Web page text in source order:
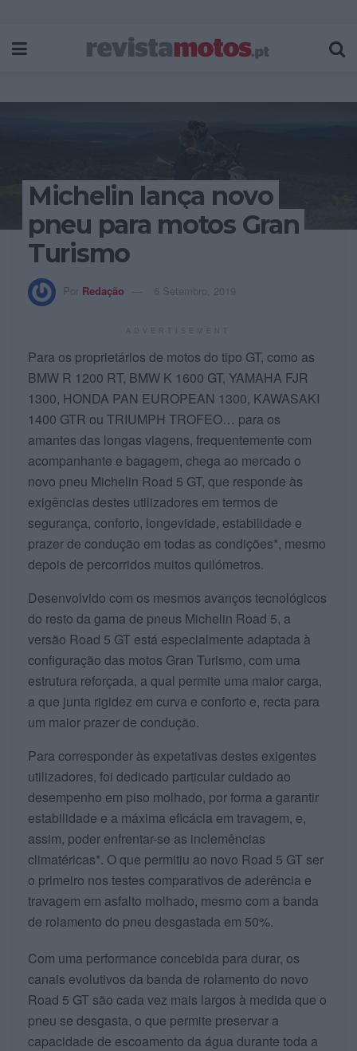
Michelin lança novo
pneu para motos Gran
Turismo
Por Redação 6 Setembro, 2019
Para os proprietários de motos do tipo GT, como as
BMW R 1200 RT, BMW K 1600 GT, YAMAHA FJR
1300, HONDA PAN EUROPEAN 1300, KAWASAKI
1400 GTR ou TRIUMPH TROFEO… para os
amantes das longas viagens, frequentemente com
acompanhante e bagagem, chega ao mercado o
novo pneu Michelin Road 5 GT, que responde às
exigências destes utilizadores em termos de
segurança, conforto, longevidade, estabilidade e
prazer de condução em todas as condições*, mesmo
depois de percorridos muitos quilómetros.
Desenvolvido com os mesmos avanços tecnológicos
do resto da gama de pneus Michelin Road 5, a
versão Road 5 GT está especialmente adaptada à
configuração das motos Gran Turismo, com uma
estrutura reforçada, a qual permite uma maior carga,
a que junta rigidez em curva e conforto e, recta para
um maior prazer de condução.
Para corresponder às expetativas destes exigentes
utilizadores, foi dedicado particular cuidado ao
desempenho em piso molhado, por forma a garantir
estabilidade e a máxima eficácia em travagem, e,
assim, poder enfrentar-se as inclemências
climatéricas*. O que permitiu ao novo Road 5 GT ser
o primeiro nos testes comparativos de aderência e
travagem em asfalto molhado, mesmo com a banda
de rolamento do pneu desgastada em 50%.
Com uma performance concebida para durar, os
canais evolutivos da banda de rolamento do novo
Road 5 GT são cada vez mais largos à medida que o
pneu se desgasta, o que permite preservar a
capacidade de escoamento da água durante toda a